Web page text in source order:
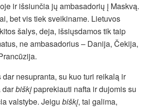
ir išsiunčia jų ambasadorių į Maskvą.
bet vis tiek sveikiname. Lietuvos
šalys, deja, išsiųsdamos tik taip
ne ambasadorius – Danija, Čekija,
nesupranta, su kuo turi reikalą ir
darbiškįpaprekiauti nafta ir dujomis su
valstybe. Jeigu biškį, tai galima,